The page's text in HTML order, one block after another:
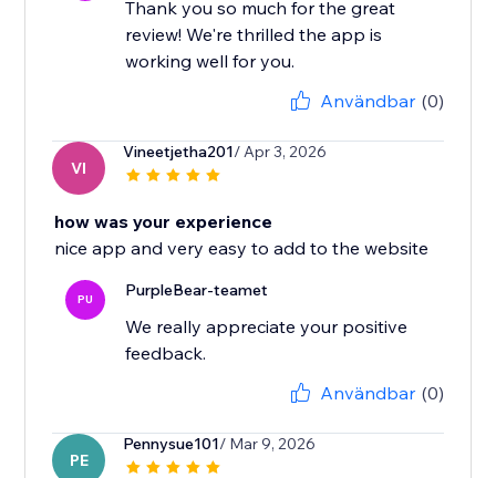
Thank you so much for the great
review! We're thrilled the app is
working well for you.
Användbar (0)
VI
Vineetjetha201/ Apr 3, 2026
how was your experience
nice app and very easy to add to the website
PU PurpleBear-teamet
We really appreciate your positive
feedback.
Användbar (0)
PE
Pennysue101/ Mar 9, 2026